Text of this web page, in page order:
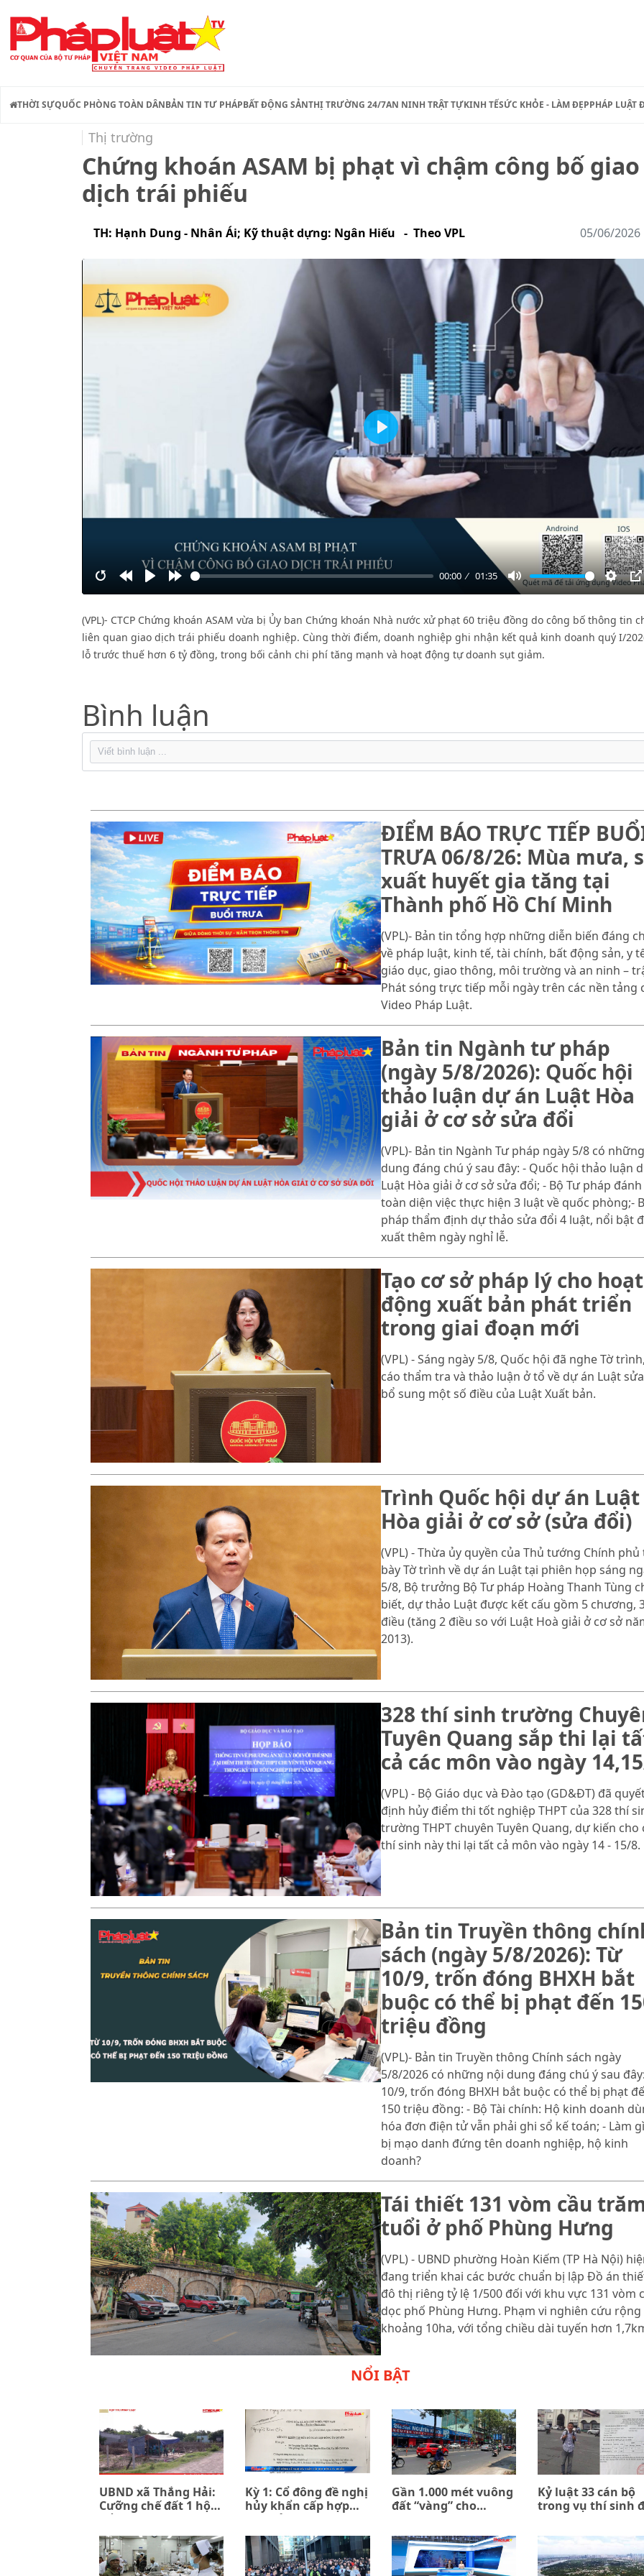
THỜI SỰQUỐC PHÒNG TOÀN DÂNBẢN TIN TƯ PHÁPBẤT ĐỘNG SẢNTHỊ TRƯỜNG 24/7AN NINH TRẬT TỰKINH TẾSỨC KHỎE - LÀM ĐẸPPHÁP LUẬT
Thị trường
Chứng khoán ASAM bị phạt vì chậm công bố giao
dịch trái phiếu
TH: Hạnh Dung - Nhân Ái; Kỹ thuật dựng: Ngân Hiếu - Theo VPL 05/06/2026
00:00 01:35
Mute
Play
(VPL)- CTCP Chứng khoán ASAM vừa bị Ủy ban Chứng khoán Nhà nước xử phạt 60 triệu đồng do công bố thông tin
liên quan giao dịch trái phiếu doanh nghiệp. Cùng thời điểm, doanh nghiệp ghi nhận kết quả kinh doanh quý I/
lỗ trước thuế hơn 6 tỷ đồng, trong bối cảnh chi phí tăng mạnh và hoạt động tự doanh sụt giảm.
Bình luận
ĐIỂM BÁO TRỰC TIẾP
TRƯA 06/8/26: Mùa mưa,
xuất huyết gia tăng tại
Thành phố Hồ Chí Minh
(VPL)- Bản tin tổng hợp những diễn biến đáng
về pháp luật, kinh tế, tài chính, bất động sản, y
giáo dục, giao thông, môi trường và an ninh –
Phát sóng trực tiếp mỗi ngày trên các nền tảng
Video Pháp Luật.
Bản tin Ngành tư pháp
(ngày 5/8/2026): Quốc hội
thảo luận dự án Luật Hòa
giải ở cơ sở sửa đổi
(VPL)- Bản tin Ngành Tư pháp ngày 5/8 có
dung đáng chú ý sau đây: - Quốc hội thảo luận
Luật Hòa giải ở cơ sở sửa đổi; - Bộ Tư pháp
toàn diện việc thực hiện 3 luật về quốc phòng;-
pháp thẩm định dự thảo sửa đổi 4 luật, nổi bật
xuất thêm ngày nghỉ lễ.
Tạo cơ sở pháp lý cho hoạt
động xuất bản phát triển
trong giai đoạn mới
(VPL) - Sáng ngày 5/8, Quốc hội đã nghe Tờ
cáo thẩm tra và thảo luận ở tổ về dự án Luật
bổ sung một số điều của Luật Xuất bản.
Trình Quốc hội dự án Luật
Hòa giải ở cơ sở (sửa đổi)
(VPL) - Thừa ủy quyền của Thủ tướng Chính
bày Tờ trình về dự án Luật tại phiên họp sáng
5/8, Bộ trưởng Bộ Tư pháp Hoàng Thanh Tùng
biết, dự thảo Luật được kết cấu gồm 5 chương,
điều (tăng 2 điều so với Luật Hoà giải ở cơ sở
2013).
328 thí sinh trường
Tuyên Quang sắp thi lại
cả các môn vào ngày
(VPL) - Bộ Giáo dục và Đào tạo (GD&ĐT) đã
định hủy điểm thi tốt nghiệp THPT của 328 thí
trường THPT chuyên Tuyên Quang, dự kiến cho
thí sinh này thi lại tất cả môn vào ngày 14 - 15/8.
Bản tin Truyền thông
sách (ngày 5/8/2026): Từ
10/9, trốn đóng BHXH bắt
buộc có thể bị phạt đến
triệu đồng
(VPL)- Bản tin Truyền thông Chính sách ngày
5/8/2026 có những nội dung đáng chú ý sau
10/9, trốn đóng BHXH bắt buộc có thể bị phạt
150 triệu đồng: - Bộ Tài chính: Hộ kinh doanh
hóa đơn điện tử vẫn phải ghi sổ kế toán; - Làm
bị mạo danh đứng tên doanh nghiệp, hộ kinh
doanh?
Tái thiết 131 vòm cầu
tuổi ở phố Phùng Hưng
(VPL) - UBND phường Hoàn Kiếm (TP Hà Nội)
đang triển khai các bước chuẩn bị lập Đồ án
đô thị riêng tỷ lệ 1/500 đối với khu vực 131 vòm
dọc phố Phùng Hưng. Phạm vi nghiên cứu rộng
khoảng 10ha, với tổng chiều dài tuyến hơn
NỔI BẬT
UBND xã Thắng Hải:
Cưỡng chế đất 1 hộ
để đền bù 7 hộ (kỳ 1)
Kỳ 1: Cổ đông đề nghị
hủy khẩn cấp hợp
đồng ủy quyền giữa
PPIP và Sacombank
Gần 1.000 mét vuông
đất “vàng” cho
Kỷ luật 33 cán bộ
trong vụ thí sinh
trả về